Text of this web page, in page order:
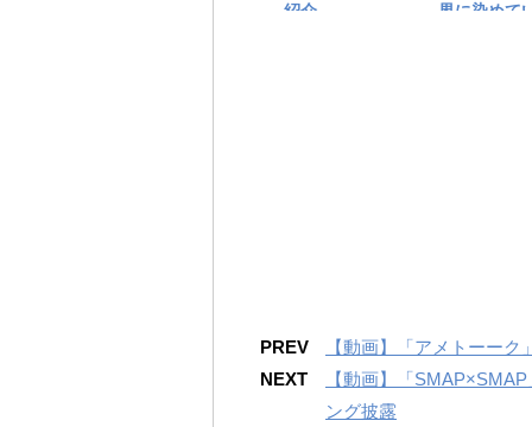
紹介
界に染めて
PREV
【動画】「アメトーー
NEXT
【動画】「
ング披露